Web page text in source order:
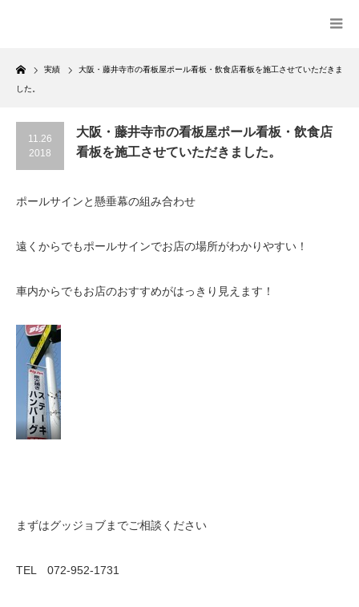
Home
実績 大阪・藤井寺市の看板屋ポール看板・飲食店看板を施工させていただきま
した。
11.26
2018
大阪・藤井寺市の看板屋ポール看板・飲食店
看板を施工させていただきました。
ポールサインと懸垂幕の組み合わせ
遠くからでもポールサインでお店の場所がわかりやすい！
車内からでもお店のおすすめがはっきり見えます！
まずはグッジョブまでご相談ください
TEL 072-952-1731